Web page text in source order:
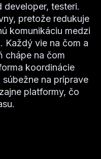
developer, testeri.
pretože redukuje
komunikáciu medzi
Každý vie na čom a
chápe na čom
koordinácie
na príprave
platformy, čo